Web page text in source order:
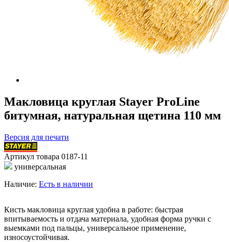
Макловица круглая Stayer ProLine
битумная, натуральная щетина 110 мм
Версия для печати
Артикул товара 0187-11
универсальная
Наличие: Есть в наличии
Кисть макловица круглая удобна в работе: быстрая
впитываемость и отдача материала, удобная форма ручки с
выемками под пальцы, универсальное применение,
износоустойчивая.